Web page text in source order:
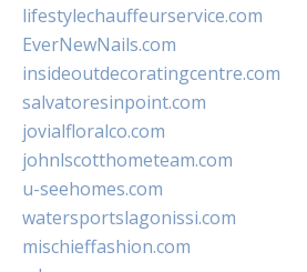
lifestylechauffeurservice.com
EverNewNails.com
insideoutdecoratingcentre.com
salvatoresinpoint.com
jovialfloralco.com
johnlscotthometeam.com
u-seehomes.com
watersportslagonissi.com
mischieffashion.com